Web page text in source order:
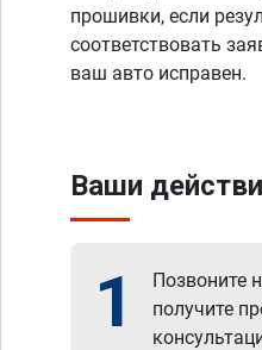
прошивки, если
соответствовать
ваш авто исправен.
Ваши
1 Позвоните
получите